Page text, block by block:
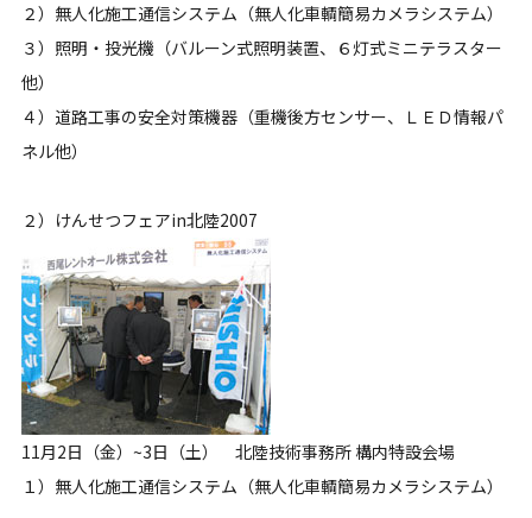
２）無人化施工通信システム（無人化車輌簡易カメラシステム）
３）照明・投光機（バルーン式照明装置、６灯式ミニテラスター
他）
４）道路工事の安全対策機器（重機後方センサー、ＬＥＤ情報パ
ネル他）
２）けんせつフェアin北陸2007
11月2日（金）~3日（土） 北陸技術事務所 構内特設会場
１）無人化施工通信システム（無人化車輌簡易カメラシステム）